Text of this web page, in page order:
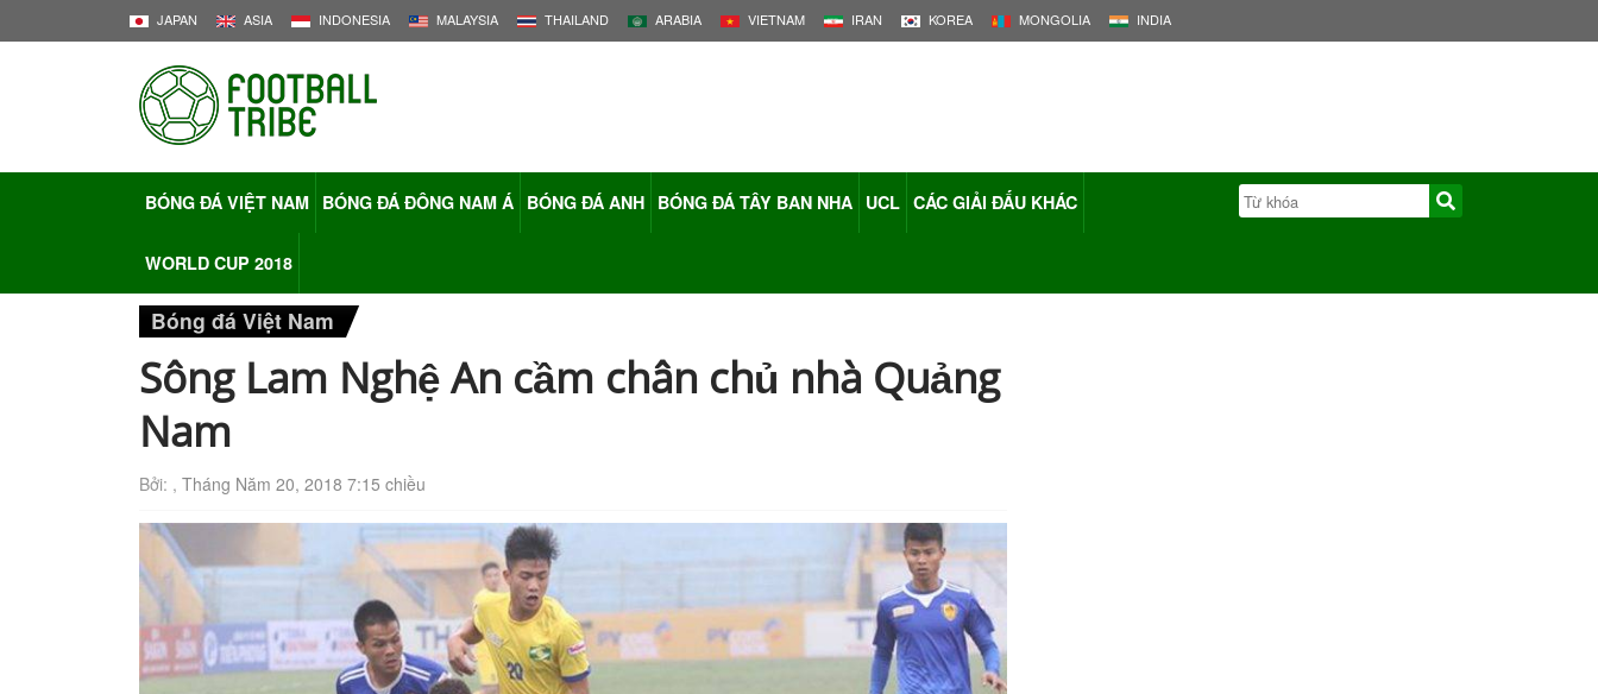
JAPAN ASIA INDONESIA MALAYSIA THAILAND ARABIA VIETNAM IRAN KOREA MONGOLIA INDIA
BÓNG ĐÁ VIỆT NAM BÓNG ĐÁ ĐÔNG NAM Á BÓNG ĐÁ ANH BÓNG ĐÁ TÂY BAN NHA UCL CÁC GIẢI ĐẤU KHÁC
WORLD CUP 2018
Bóng đá Việt Nam
Sông Lam Nghệ An cầm chân chủ nhà Quảng
Nam
Bởi: , Tháng Năm 20, 2018 7:15 chiều